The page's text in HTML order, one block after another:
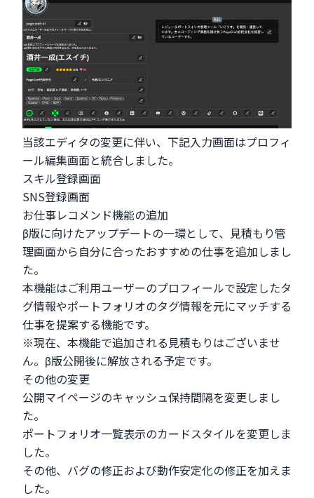
当該エディタの変更に伴い、下記入力画面はプロフィ
ール編集画面と統合しました。
スキル登録画面
SNS登録画面
お仕事レコメンド機能の追加
β版に向けたアップデートの一環として、見積もり管
理画面から自分に合ったおすすめの仕事を追加しまし
た。
本機能はご利用ユーザーのプロフィールで設定したタ
グ情報やポートフォリオのタグ情報を元にマッチする
仕事を提案する機能です。
※現在、本機能で追加される見積もりはございませ
ん。β版公開後に解放される予定です。
その他の変更
公開マイページのキャッシュ保持間隔を変更しまし
た。
ポートフォリオ一覧表示のカードスタイルを変更しま
した。
その他、バグの修正および動作安定化の修正を加えま
した。